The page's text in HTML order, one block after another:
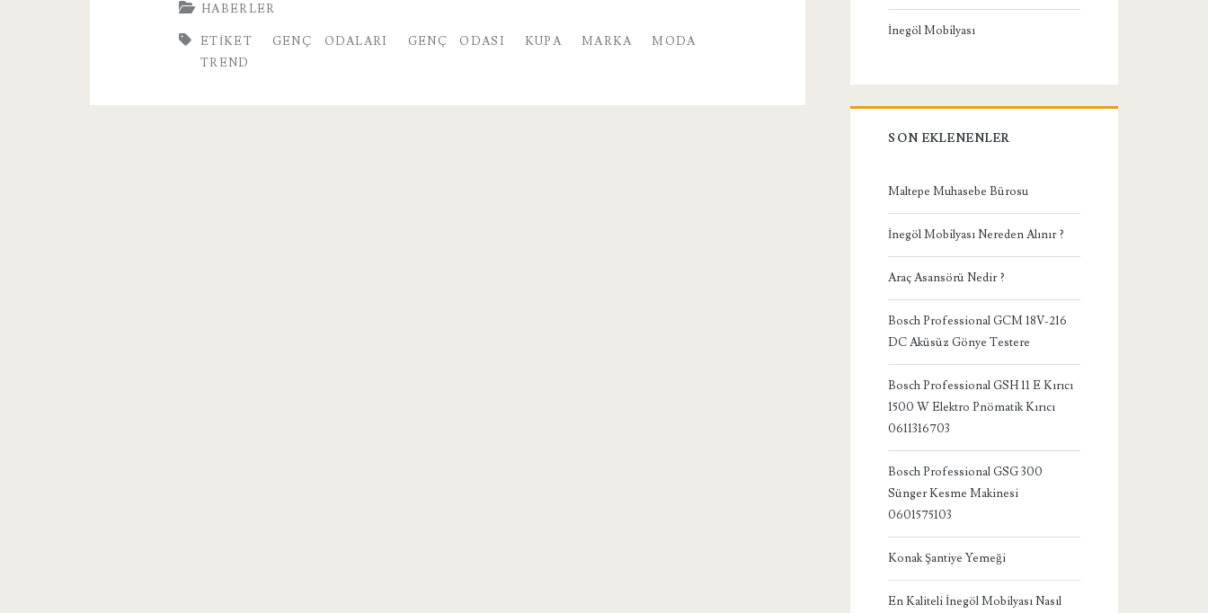
Firması
HABERLER
ETIKET GENÇ ODALARI GENÇ ODASI KUPA MARKA
MODA
TREND
İnegöl Mobilyası
SON EKLENENLER
Maltepe Muhasebe Bürosu
İnegöl Mobilyası Nereden Alınır ?
Araç Asansörü Nedir ?
Bosch Professional GCM 18V-216
DC Aküsüz Gönye Testere
Bosch Professional GSH 11 E Kırıcı
1500 W Elektro Pnömatik Kırıcı
0611316703
Bosch Professional GSG 300
Sünger Kesme Makinesi
0601575103
Konak Şantiye Yemeği
En Kaliteli İnegöl Mobilyası Nasıl